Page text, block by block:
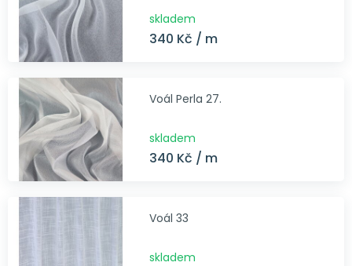
skladem
340 Kč / m
Voál Perla 27.
skladem
340 Kč / m
Voál 33
skladem